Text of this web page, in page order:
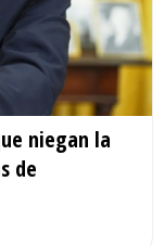
niegan la
de